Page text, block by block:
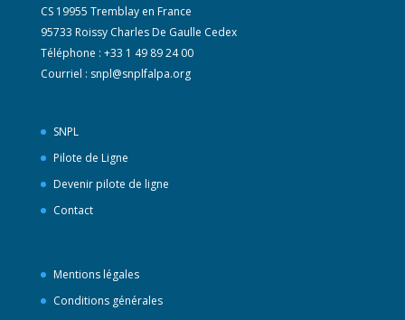
CS 19955 Tremblay en France
95733 Roissy Charles De Gaulle Cedex
Téléphone : +33 1 49 89 24 00
Courriel : snpl@snplfalpa.org
SNPL
Pilote de Ligne
Devenir pilote de ligne
Contact
Mentions légales
Conditions générales